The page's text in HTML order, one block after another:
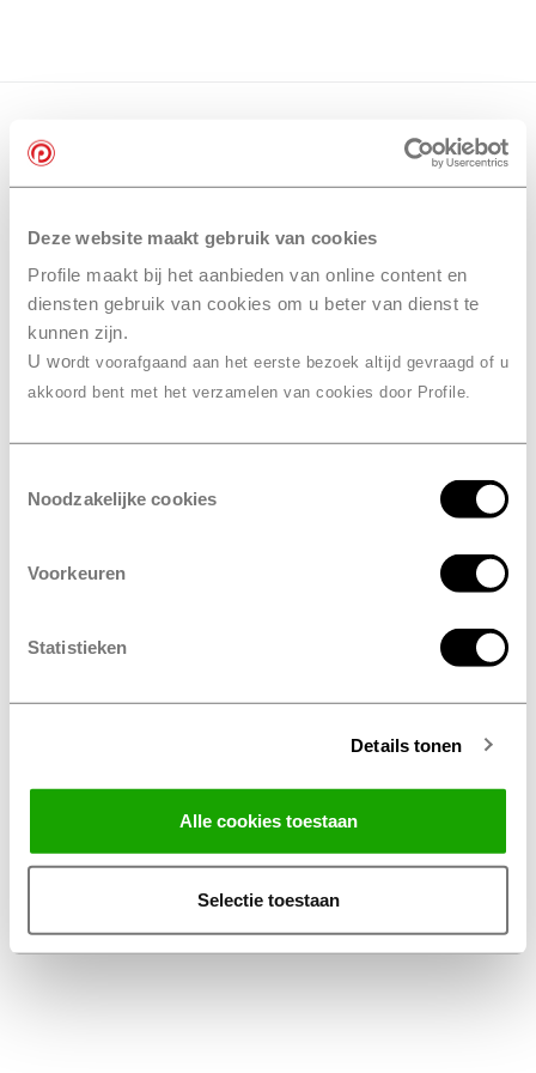
Deze website maakt gebruik van cookies
Profile maakt bij het aanbieden van online content en
diensten gebruik van cookies om u beter van dienst te
kunnen zijn.
U wordt voorafgaand aan het eerste bezoek altijd gevraagd of u
akkoord bent met het verzamelen van cookies door Profile.
Noodzakelijke cookies
Voorkeuren
Statistieken
Details tonen
Alle cookies toestaan
Selectie toestaan
Algemene Voorwaarden Thuiswinkel
Privacy Statement Profile Nederland B.V.
Disclaimer